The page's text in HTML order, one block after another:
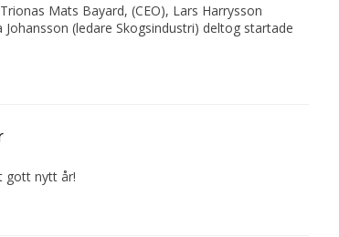
Mats Bayard, (CEO), Lars Harrysson
(ledare Skogsindustri) deltog startade
gott nytt år!